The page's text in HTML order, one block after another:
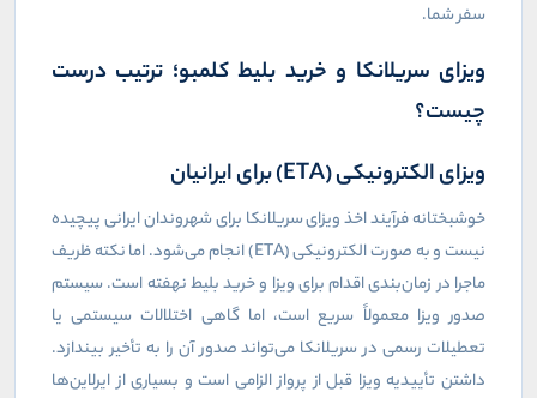
سفر شما.
ویزای سریلانکا و خرید بلیط کلمبو؛ ترتیب درست
چیست؟
ویزای الکترونیکی (ETA) برای ایرانیان
خوشبختانه فرآیند اخذ ویزای سریلانکا برای شهروندان ایرانی پیچیده
نیست و به صورت الکترونیکی (ETA) انجام می‌شود. اما نکته ظریف
ماجرا در زمان‌بندی اقدام برای ویزا و خرید بلیط نهفته است. سیستم
صدور ویزا معمولاً سریع است، اما گاهی اختلالات سیستمی یا
تعطیلات رسمی در سریلانکا می‌تواند صدور آن را به تأخیر بیندازد.
داشتن تأییدیه ویزا قبل از پرواز الزامی است و بسیاری از ایرلاین‌ها